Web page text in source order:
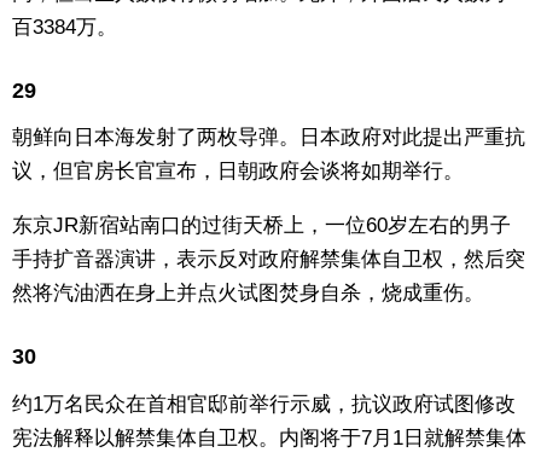
百3384万。
29
朝鲜向日本海发射了两枚导弹。日本政府对此提出严重抗
议，但官房长官宣布，日朝政府会谈将如期举行。
东京JR新宿站南口的过街天桥上，一位60岁左右的男子
手持扩音器演讲，表示反对政府解禁集体自卫权，然后突
然将汽油洒在身上并点火试图焚身自杀，烧成重伤。
30
约1万名民众在首相官邸前举行示威，抗议政府试图修改
宪法解释以解禁集体自卫权。内阁将于7月1日就解禁集体